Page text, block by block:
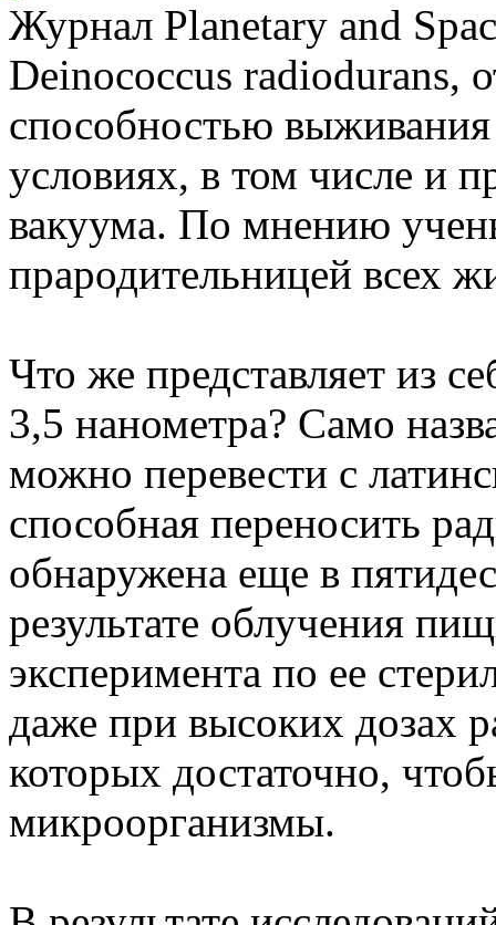
Журнал Planetary and
Deinococcus radiodurans,
способностью
условиях, в том числе и
вакуума. По мнению
прародительницей всех
Что же представляет из
3,5 нанометра? Само
можно перевести с
способная переносить
обнаружена еще в
результате облучения
эксперимента по ее
даже при высоких дозах
которых достаточно,
микроорганизмы.